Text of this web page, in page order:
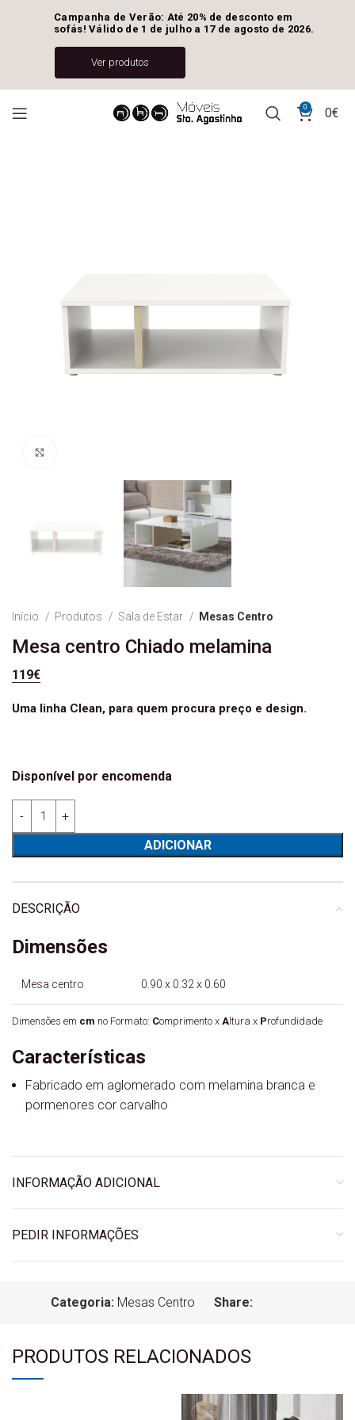
0 0€
Início Produtos Sala de Estar Mesas Centro
Mesa centro Chiado melamina
119€
Uma linha Clean, para quem procura preço e design.
Disponível por encomenda
Quantidade de Mesa centro Chiado melamina
ADICIONAR
DESCRIÇÃO
Dimensões
Mesa centro 0.90 x 0.32 x 0.60
Dimensões em cm no Formato: Comprimento x Altura x Profundidade
Características
Fabricado em aglomerado com melamina branca e
pormenores cor carvalho
INFORMAÇÃO ADICIONAL
PEDIR INFORMAÇÕES
Categoria: Mesas Centro Share:
PRODUTOS RELACIONADOS
Campanha de Verão: Até 20% de desconto em
sofás! Válido de 1 de julho a 17 de agosto de 2026.
Ver produtos